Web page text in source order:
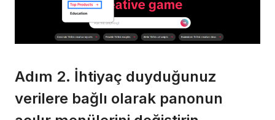
Adım 2. İhtiyaç duyduğunuz
verilere bağlı olarak panonun